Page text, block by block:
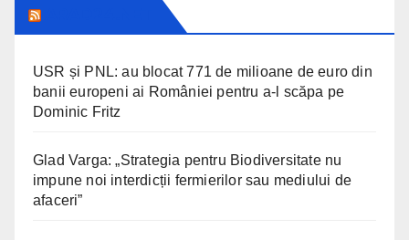
USR și PNL: au blocat 771 de milioane de euro din
banii europeni ai României pentru a-l scăpa pe
Dominic Fritz
Glad Varga: „Strategia pentru Biodiversitate nu
impune noi interdicții fermierilor sau mediului de
afaceri”